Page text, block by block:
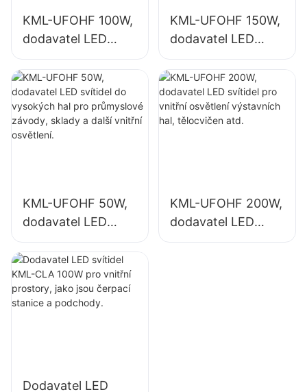
KML-UFOHF 100W,
dodavatel LED
svítidel do
vysokých hal pro
průmyslové
závody, sklady a
další vnitřní
KML-UFOHF 150W,
dodavatel LED
svítidel pro vnitřní
osvětlení
průmyslových
závodů, tělocvičen
KML-UFOHF 50W,
dodavatel LED
svítidel do
vysokých hal pro
průmyslové
závody, sklady a
KML-UFOHF 200W,
dodavatel LED
svítidel pro vnitřní
Dodavatel LED